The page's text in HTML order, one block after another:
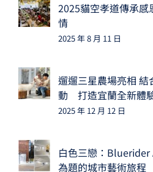
2025貓空孝道傳承
情
2025 年 8 月 11 日
遛遛三星農場亮相
動 打造宜蘭全新體
2025 年 12 月 12 日
白色三戀：Bluerider
為題的城市藝術旅程